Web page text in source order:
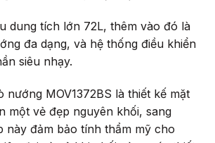
dung tích lớn 72L, thêm vào đó là
đa dạng, và hệ thống điều khiển
siêu nhạy.
nướng MOV1372BS là thiết kế mặt
một vẻ đẹp nguyên khối, sang
này đảm bảo tính thẩm mỹ cho